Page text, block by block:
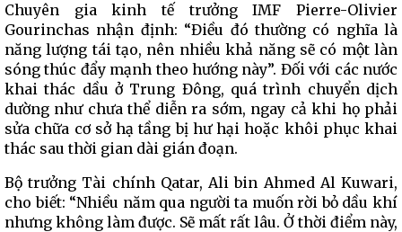
Chuyên gia kinh tế trưởng IMF Pierre-Olivier
Gourinchas nhận định: “Điều đó thường có nghĩa là
năng lượng tái tạo, nên nhiều khả năng sẽ có một làn
sóng thúc đẩy mạnh theo hướng này”. Đối với các nước
khai thác dầu ở Trung Đông, quá trình chuyển dịch
dường như chưa thể diễn ra sớm, ngay cả khi họ phải
sửa chữa cơ sở hạ tầng bị hư hại hoặc khôi phục khai
thác sau thời gian dài gián đoạn.
Bộ trưởng Tài chính Qatar, Ali bin Ahmed Al Kuwari,
cho biết: “Nhiều năm qua người ta muốn rời bỏ dầu khí
nhưng không làm được. Sẽ mất rất lâu. Ở thời điểm này,